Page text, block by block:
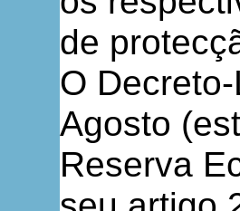
de
O
Agosto
Reserva